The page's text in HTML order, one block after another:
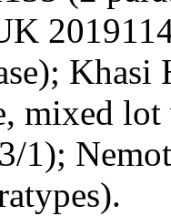
mixed
1);